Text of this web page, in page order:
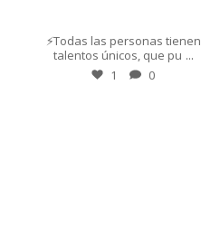
⚡Todas las personas tienen
talentos únicos, que pu ...
1 0